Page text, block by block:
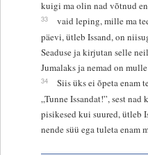
kuigi ma olin nad võtnud
33
vaid leping, mille ma
päevi, ütleb Issand, on
Seaduse ja kirjutan selle
Jumalaks ja nemad on
34
Siis üks ei õpeta enam
„Tunne Issandat!”, sest
pisikesed kui suured, ütleb
nende süü ega tuleta enam